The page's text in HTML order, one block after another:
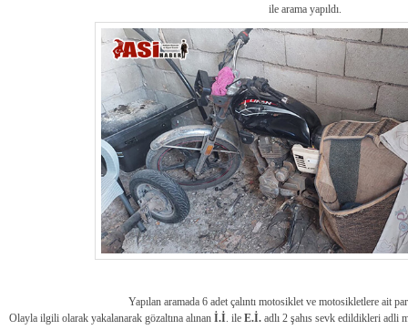
ile arama yapıldı.
Yapılan aramada 6 adet çalıntı motosiklet ve motosikletlere ait
Olayla ilgili olarak yakalanarak gözaltına alınan İ.İ. ile E.İ. adlı 2 şahıs sevk edildikleri adli